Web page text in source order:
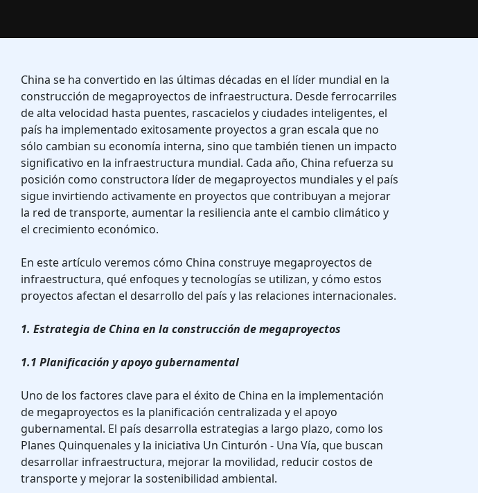
China se ha convertido en las últimas décadas en el líder mundial en la
construcción de megaproyectos de infraestructura. Desde ferrocarriles
de alta velocidad hasta puentes, rascacielos y ciudades inteligentes, el
país ha implementado exitosamente proyectos a gran escala que no
sólo cambian su economía interna, sino que también tienen un impacto
significativo en la infraestructura mundial. Cada año, China refuerza su
posición como constructora líder de megaproyectos mundiales y el país
sigue invirtiendo activamente en proyectos que contribuyan a mejorar
la red de transporte, aumentar la resiliencia ante el cambio climático y
el crecimiento económico.
En este artículo veremos cómo China construye megaproyectos de
infraestructura, qué enfoques y tecnologías se utilizan, y cómo estos
proyectos afectan el desarrollo del país y las relaciones internacionales.
1. Estrategia de China en la construcción de megaproyectos
1.1 Planificación y apoyo gubernamental
Uno de los factores clave para el éxito de China en la implementación
de megaproyectos es la planificación centralizada y el apoyo
gubernamental. El país desarrolla estrategias a largo plazo, como los
Planes Quinquenales y la iniciativa Un Cinturón - Una Vía, que buscan
desarrollar infraestructura, mejorar la movilidad, reducir costos de
transporte y mejorar la sostenibilidad ambiental.